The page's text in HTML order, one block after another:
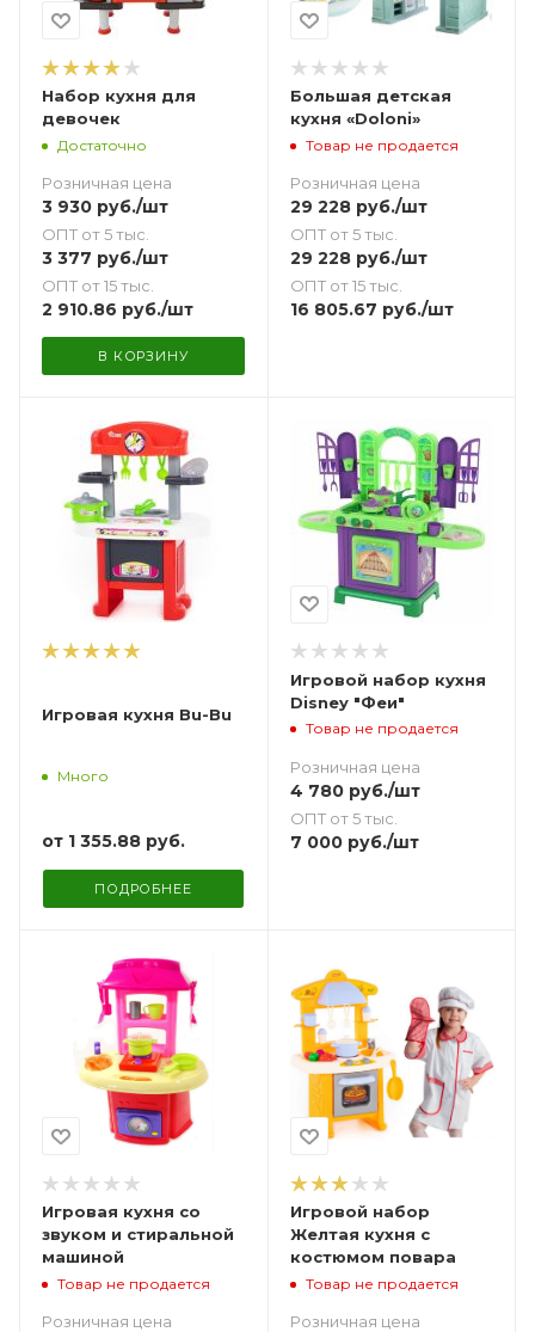
Набор кухня для
девочек
Достаточно
Розничная цена
3 930 руб./шт
ОПТ от 5 тыс.
3 377 руб./шт
ОПТ от 15 тыс.
2 910.86 руб./шт
В КОРЗИНУ
Большая детская
кухня «Doloni»
Товар не продается
Розничная цена
29 228руб./шт
ОПТ от 5 тыс.
29 228руб./шт
ОПТ от 15 тыс.
16 805.67 руб./шт
Игровая кухня Bu-Bu
Много
от 1 355.88 руб.
ПОДРОБНЕЕ
Игровой набор кухня
Disney "Феи"
Товар не продается
Розничная цена
4 780руб./шт
ОПТ от 5 тыс.
7 000руб./шт
Игровая кухня со
звуком и стиральной
машиной
Товар не продается
Розничная цена
Игровой набор
Желтая кухня с
костюмом повара
Товар не продается
Розничная цена